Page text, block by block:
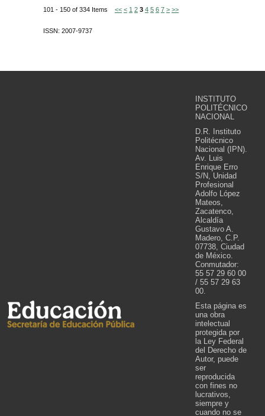
101 - 150 of 334 Items << < 1 2 3 4 5 6 7 > >>
ISSN: 2007-9737
INSTITUTO
POLITÉCNICO
NACIONAL
D.R. Instituto
Politécnico
Nacional (IPN).
Av. Luis
Enrique Erro
S/N, Unidad
Profesional
Adolfo López
Mateos,
Zacatenco,
Alcaldía
Gustavo A.
Madero, C.P.
07738, Ciudad
de México.
Conmutador:
55 57 29 60 00
/ 55 57 29 63
00.
Esta página es
una obra
intelectual
protegida por
la Ley Federal
del Derecho de
Autor, puede
ser
reproducida
con fines no
lucrativos,
siempre y
cuando no se